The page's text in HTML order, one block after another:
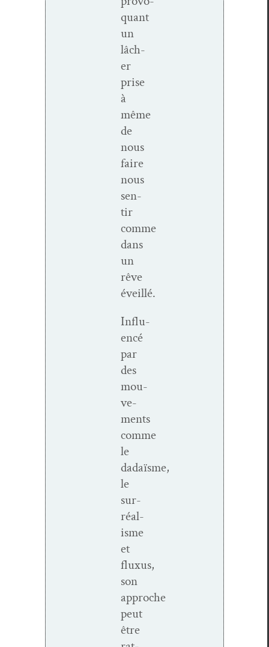
quant
un
lâch­
er
prise
à
même
de
nous
faire
nous
sen­
tir
comme
dans
un
rêve
éveillé.
Influ­
encé
par
des
mou­
ve­
ments
comme
le
dadaïsme,
le
sur­
réal­
isme
et
fluxus,
son
approche
peut
être